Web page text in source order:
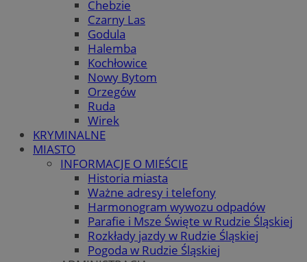
Chebzie
Czarny Las
Godula
Halemba
Kochłowice
Nowy Bytom
Orzegów
Ruda
Wirek
KRYMINALNE
MIASTO
INFORMACJE O MIEŚCIE
Historia miasta
Ważne adresy i telefony
Harmonogram wywozu odpadów
Parafie i Msze Święte w Rudzie Śląskiej
Rozkłady jazdy w Rudzie Śląskiej
Pogoda w Rudzie Śląskiej